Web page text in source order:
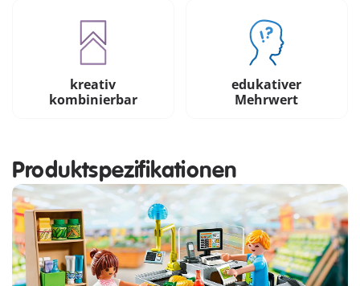
kreativ
kombinierbar
edukativer
Mehrwert
Produktspezifikationen